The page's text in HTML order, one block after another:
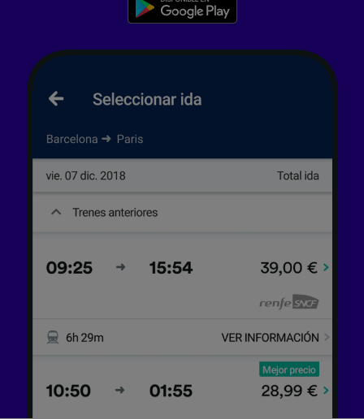
tratamos los datos para proporcionar:
precisa. Analizar activamente las
características del dispositivo para su
dispositivo y/o acceder a ella. Publicidad y
audiencia y desarrollo de servicios.
Lista de asociados (proveedores)